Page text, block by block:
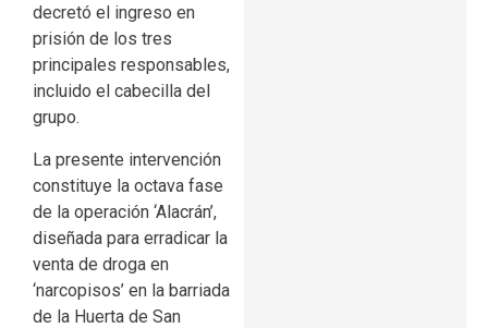
decretó el ingreso en
prisión de los tres
principales responsables,
incluido el cabecilla del
grupo.
La presente intervención
constituye la octava fase
de la operación ‘Alacrán’,
diseñada para erradicar la
venta de droga en
‘narcopisos’ en la barriada
de la Huerta de San